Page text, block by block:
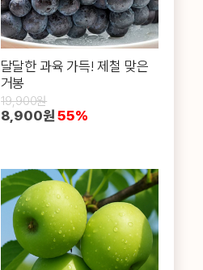
달달한 과육 가득! 제철 맞은
거봉
19,900원
8,900원 55%